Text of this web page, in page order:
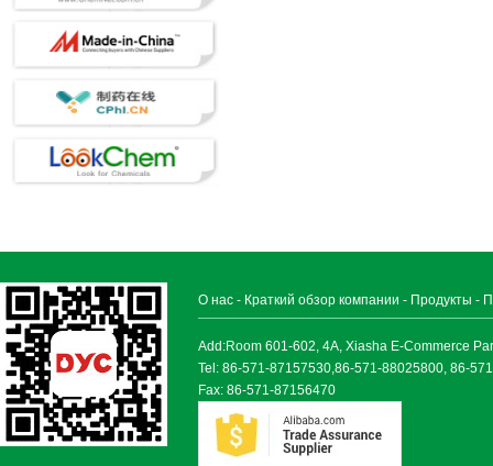
О нас - Краткий обзор компании - Продукты -
Add:Room 601-602, 4A, Xiasha E-Commerce
Tel: 86-571-87157530,86-571-88025800, 86-
Fax: 86-571-87156470